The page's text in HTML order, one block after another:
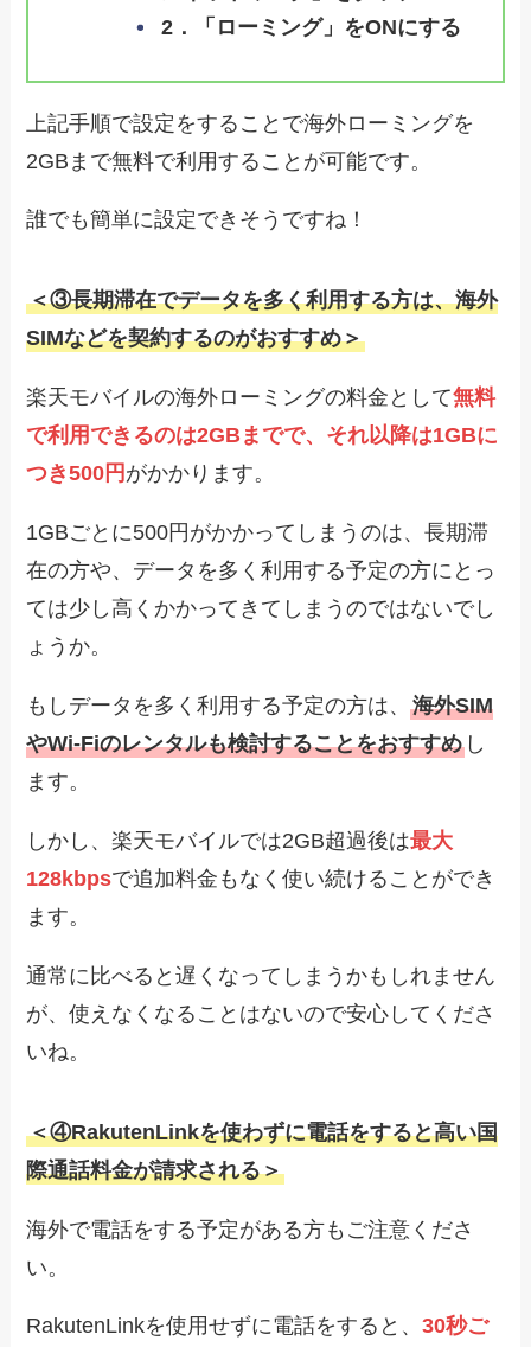
2 ．「ローミング」をONにする
上記手順で設定をすることで海外ローミングを
2GBまで無料で利用することが可能です。
誰でも簡単に設定できそうですね！
＜③長期滞在でデータを多く利用する方は、海外
SIMなどを契約するのがおすすめ＞
楽天モバイルの海外ローミングの料金として無料
で利用できるのは2GBまでで、それ以降は1GBに
つき500円 がかかります。
1GBごとに500円がかかってしまうのは、長期滞
在の方や、データを多く利用する予定の方にとっ
ては少し高くかかってきてしまうのではないでし
ょうか。
もしデータを多く利用する予定の方は、海外SIM
やWi-Fiのレンタルも検討することをおすすめ し
ます。
しかし、楽天モバイルでは2GB超過後は最大
128kbpsで追加料金もなく使い続けることができ
ます。
通常に比べると遅くなってしまうかもしれません
が、使えなくなることはないので安心してくださ
いね。
＜④RakutenLinkを使わずに電話をすると高い国
際通話料金が請求される＞
海外で電話をする予定がある方もご注意くださ
い。
RakutenLinkを使用せずに電話をすると、30秒ご